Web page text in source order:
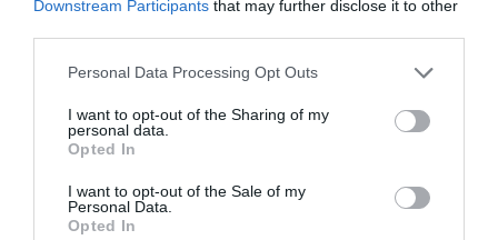
Downstream Participants that may further disclose it to other
Personal Data Processing Opt Outs
I want to opt-out of the Sharing of my
personal data.
Opted In
I want to opt-out of the Sale of my
Personal Data.
Opted In